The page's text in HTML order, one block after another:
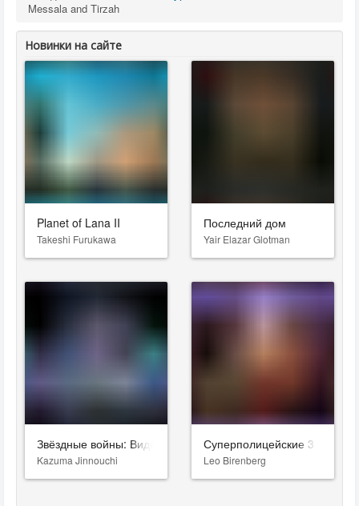
Messala and Tirzah
Новинки на сайте
Planet of Lana II
Takeshi Furukawa
Последний дом
Yair Elazar Glotman
Звёздные войны: Видения. Девятый джедай
Kazuma Jinnouchi
Суперполицейские 3
Leo Birenberg